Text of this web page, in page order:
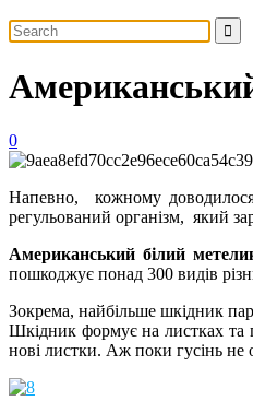
0
Напевно, кожному
регульований організм, який
Американський білий
пошкоджує понад 300 видів
Зокрема, найбільше шкідник
Шкідник формує на листках та
нові листки. Аж поки гусінь не